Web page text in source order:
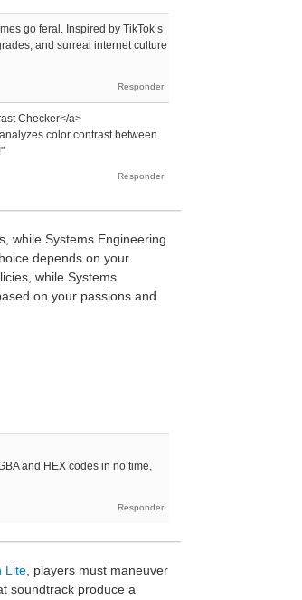
go feral. Inspired by TikTok’s
and surreal internet culture
Checker</a>
color contrast between
while Systems Engineering
depends on your
while Systems
on your passions and
and HEX codes in no time,
Lite , players must maneuver
soundtrack produce a